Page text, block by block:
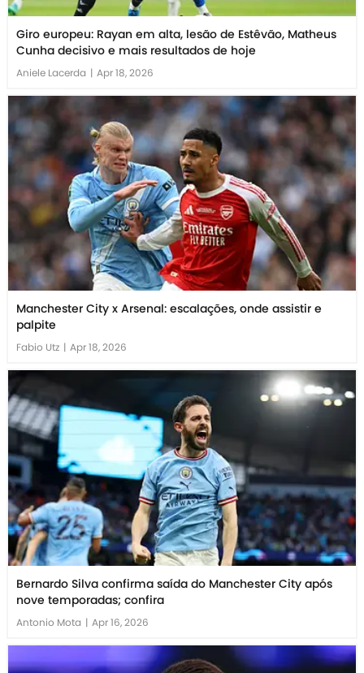
Giro europeu: Rayan em alta, lesão de Estêvão, Matheus
Cunha decisivo e mais resultados de hoje
Aniele Lacerda | Apr 18, 2026
Manchester City x Arsenal: escalações, onde assistir e
palpite
Fabio Utz | Apr 18, 2026
Bernardo Silva confirma saída do Manchester City após
nove temporadas; confira
Antonio Mota | Apr 16, 2026